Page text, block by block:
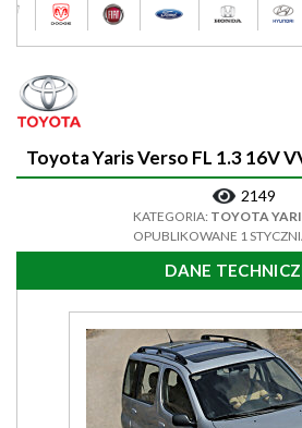
Toyota Yaris Verso FL 1.3 16V
2149
KATEGORIA: TOYOTA
OPUBLIKOWANE 1
DANE